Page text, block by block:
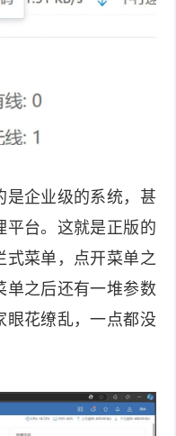
是企业级的系统，甚
平台。这就是正版的
菜单，点开菜单之
单之后还有一堆参数
眼花缭乱，一点都没